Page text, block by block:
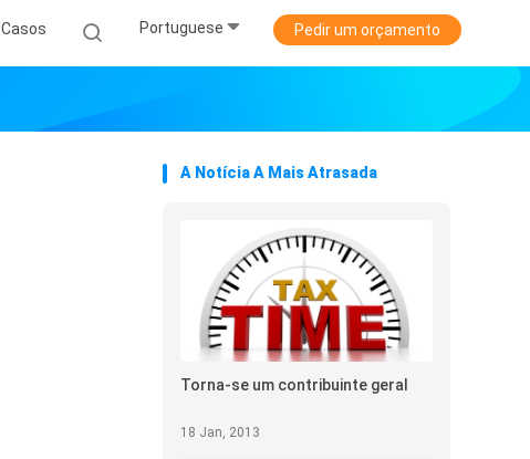
Casos Portuguese Pedir um orçamento
A Notícia A Mais Atrasada
Torna-se um contribuinte geral
18 Jan, 2013